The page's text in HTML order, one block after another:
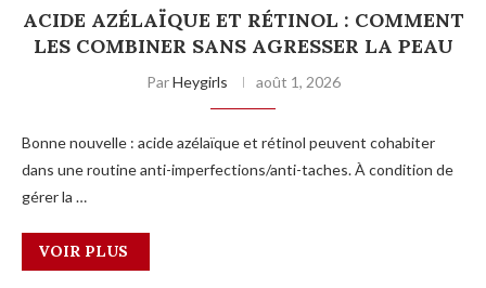
ACIDE AZÉLAÏQUE ET RÉTINOL : COMMENT
LES COMBINER SANS AGRESSER LA PEAU
ParHeygirls août 1, 2026
Bonne nouvelle : acide azélaïque et rétinol peuvent cohabiter
dans une routine anti-imperfections/anti-taches. À condition de
gérer la …
VOIR PLUS